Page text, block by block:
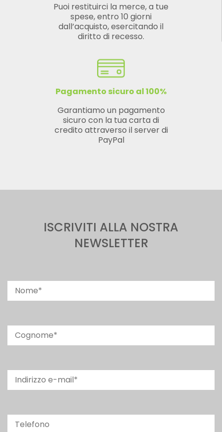
Puoi restituirci la merce, a tue
spese, entro 10 giorni
dall’acquisto, esercitando il
diritto di recesso.
Pagamento sicuro al 100%
Garantiamo un pagamento
sicuro con la tua carta di
credito attraverso il server di
PayPal
ISCRIVITI ALLA NOSTRA
NEWSLETTER